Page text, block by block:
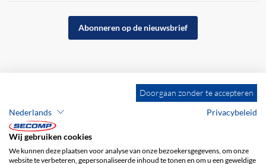
Abonneren op de nieuwsbrief
Doorgaan zonder te accepteren
Nederlands
Privacybeleid
Wij gebruiken cookies
We kunnen deze plaatsen voor analyse van onze bezoekersgegevens, om onze
website te verbeteren, gepersonaliseerde inhoud te tonen en om u een geweldige